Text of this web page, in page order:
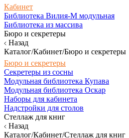
Кабинет
Библиотека Вилия-М модульная
Библиотека из массива
Бюро и секретеры
Назад
Каталог/Кабинет/Бюро и секретеры
Бюро и секретеры
Секретеры из сосны
Модульная библиотека Купава
Модульная библиотека Оскар
Наборы для кабинета
Надстройки для столов
Стеллаж для книг
Назад
Каталог/Кабинет/Стеллаж для книг